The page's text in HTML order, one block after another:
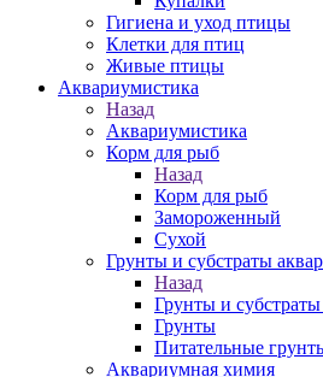
Гигиена и уход птицы
Клетки для птиц
Живые птицы
Аквариумистика
Назад
Аквариумистика
Корм для рыб
Назад
Корм для рыб
Замороженный
Сухой
Грунты и субстраты
Назад
Грунты и
Грунты
Питательные
Аквариумная химия